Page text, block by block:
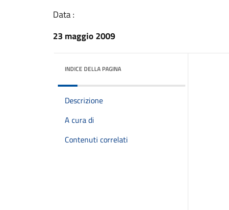
Data :
23 maggio 2009
INDICE DELLA PAGINA
Descrizione
A cura di
Contenuti correlati